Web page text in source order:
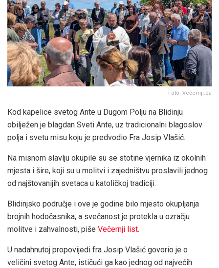
Foto: Večernji.ba
Kod kapelice svetog Ante u Dugom Polju na Blidinju
obilježen je blagdan Sveti Ante, uz tradicionalni blagoslov
polja i svetu misu koju je predvodio Fra Josip Vlašić.
Na misnom slavlju okupile su se stotine vjernika iz okolnih
mjesta i šire, koji su u molitvi i zajedništvu proslavili jednog
od najštovanijih svetaca u katoličkoj tradiciji.
Blidinjsko područje i ove je godine bilo mjesto okupljanja
brojnih hodočasnika, a svečanost je protekla u ozračju
molitve i zahvalnosti, piše Večernji list.
U nadahnutoj propovijedi fra Josip Vlašić govorio je o
veličini svetog Ante, ističući ga kao jednog od najvećih